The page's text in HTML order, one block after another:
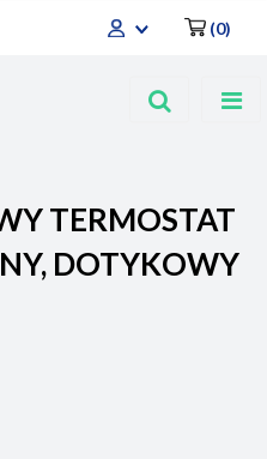
Zaloguj się
(0)
TERMOSTAT
DOTYKOWY